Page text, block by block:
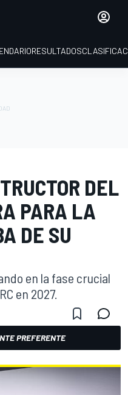
RESULTADOS
DEL
PARA LA
DE SU
en la fase crucial
en 2027.
PREFERENTE